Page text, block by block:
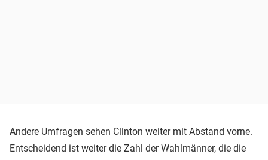
Andere Umfragen sehen Clinton weiter mit Abstand vorne.
Entscheidend ist weiter die Zahl der Wahlmänner, die die